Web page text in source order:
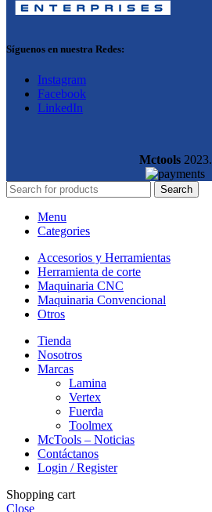
Síguenos en nuestra Redes:
Instagram
Facebook
LinkedIn
Mctools 2023.
Search
Menu
Categories
Accesorios y Herramientas
Herramienta de corte
Maquinaria CNC
Maquinaria Convencional
Otros
Tienda
Nosotros
Marcas
Lamina
Vertex
Fuerda
Toolmex
McTools – Noticias
Contáctanos
Login / Register
Shopping cart
Close